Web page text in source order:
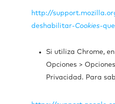
http://
deshabilitar-Cookies-
Si utiliza Chrome,
Opciones >
Privacidad. Para